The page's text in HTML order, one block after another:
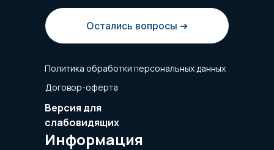
Остались вопросы ➔
Политика обработки персональных данных
Договор-оферта
Версия для
слабовидящих
Информация